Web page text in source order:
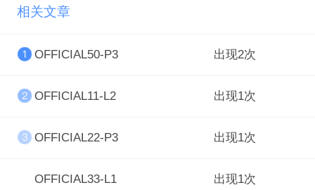
相关文章
OFFICIAL50-P3 出现2次
OFFICIAL11-L2 出现1次
OFFICIAL22-P3 出现1次
OFFICIAL33-L1 出现1次